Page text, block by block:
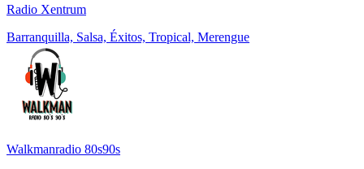
Radio Xentrum
Barranquilla, Salsa, Éxitos, Tropical, Merengue
Walkmanradio 80s90s